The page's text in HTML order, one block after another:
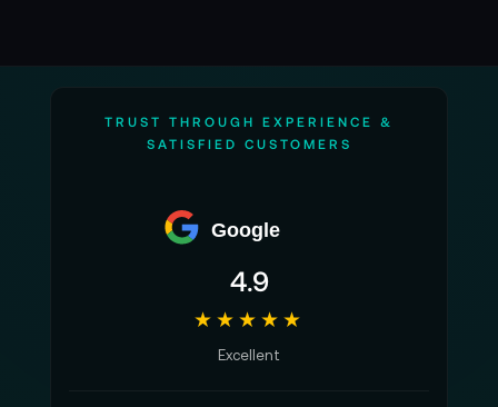
TRUST THROUGH EXPERIENCE &
SATISFIED CUSTOMERS
Google
4.9
★★★★★
Excellent